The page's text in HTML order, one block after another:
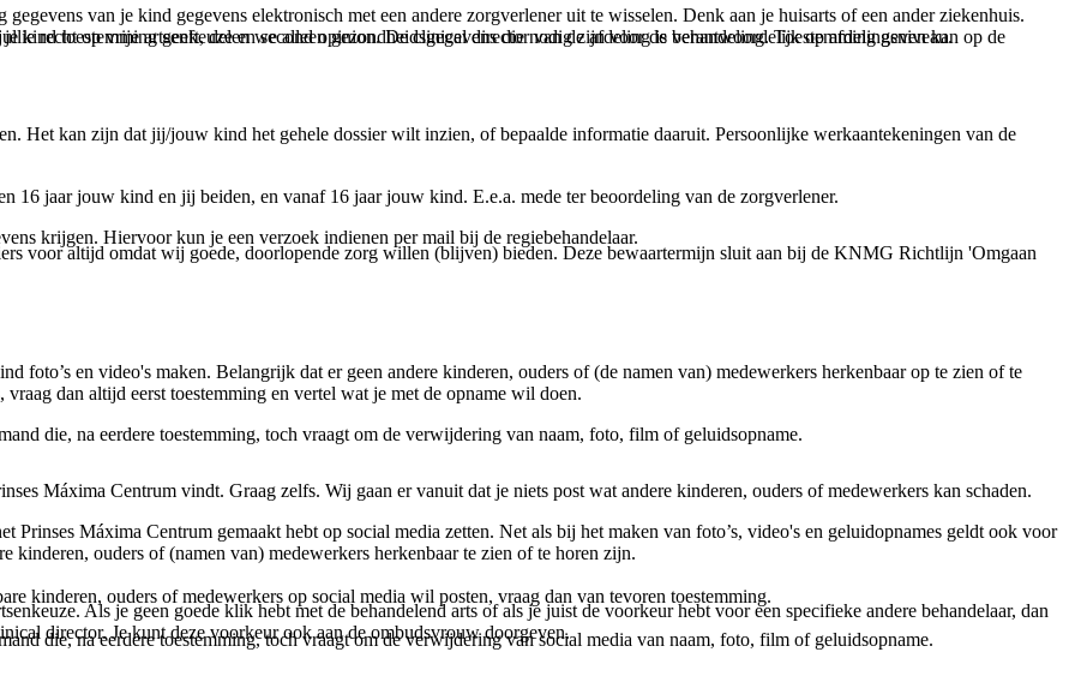
recht op vrije artsenkeuze en second opinion. De clinical director van de afdeling is verantwoordelijk op afdelingsniveau.
van je kind gegevens elektronisch met een andere zorgverlener uit te wisselen. Denk aan je huisarts of een ander ziekenhuis.
kind toestemming geeft, delen we alleen gezondheidsgegevens die nodig zijn voor de behandeling. Toestemming geven kan op de
Het kan zijn dat jij/jouw kind het gehele dossier wilt inzien, of bepaalde informatie daaruit. Persoonlijke werkaantekeningen van de
16 jaar jouw kind en jij beiden, en vanaf 16 jaar jouw kind. E.e.a. mede ter beoordeling van de zorgverlener.
krijgen. Hiervoor kun je een verzoek indienen per mail bij de regiebehandelaar.
voor altijd omdat wij goede, doorlopende zorg willen (blijven) bieden. Deze bewaartermijn sluit aan bij de KNMG Richtlijn 'Omgaan
foto’s en video's maken. Belangrijk dat er geen andere kinderen, ouders of (de namen van) medewerkers herkenbaar op te zien of te
vraag dan altijd eerst toestemming en vertel wat je met de opname wil doen.
die, na eerdere toestemming, toch vraagt om de verwijdering van naam, foto, film of geluidsopname.
Máxima Centrum vindt. Graag zelfs. Wij gaan er vanuit dat je niets post wat andere kinderen, ouders of medewerkers kan schaden.
Prinses Máxima Centrum gemaakt hebt op social media zetten. Net als bij het maken van foto’s, video's en geluidopnames geldt ook voor
kinderen, ouders of (namen van) medewerkers herkenbaar te zien of te horen zijn.
kinderen, ouders of medewerkers op social media wil posten, vraag dan van tevoren toestemming.
die, na eerdere toestemming, toch vraagt om de verwijdering van social media van naam, foto, film of geluidsopname.
Als je geen goede klik hebt met de behandelend arts of als je juist de voorkeur hebt voor een specifieke andere behandelaar, dan
director. Je kunt deze voorkeur ook aan de ombudsvrouw doorgeven.